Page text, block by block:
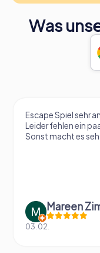
Was
Escape Spiel sehr
Leider fehlen ein
Sonst macht es
Mareen
03.02.